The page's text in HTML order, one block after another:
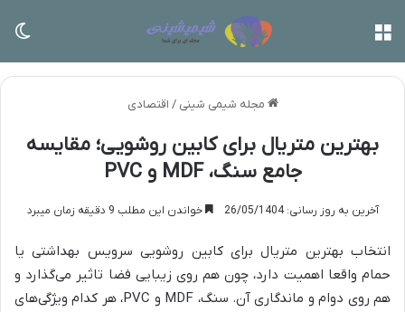
مجله شیمی شینی / اقتصادی
بهترین متریال برای کابین روشویی؛ مقایسه
جامع سنگ، MDF و PVC
آخرین به روز رسانی: 26/05/1404 خواندن این مطلب 9 دقیقه زمان میبرد
انتخاب بهترین متریال برای کابین روشویی سرویس بهداشتی یا
حمام واقعا اهمیت دارد، چون هم روی زیبایی فضا تاثیر می‌گذارد و
هم روی دوام و ماندگاری آن. سنگ، MDF و PVC، هر کدام ویژگی‌های